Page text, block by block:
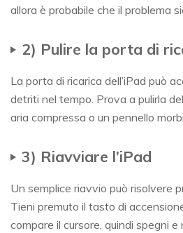
allora è probabile che il problema
2) Pulire la porta di
La porta di ricarica dell’iPad può
detriti nel tempo. Prova a pulirla
aria compressa o un pennello
3) Riavviare l’iPad
Un semplice riavvio può risolvere
Tieni premuto il tasto di
compare il cursore, quindi spegni